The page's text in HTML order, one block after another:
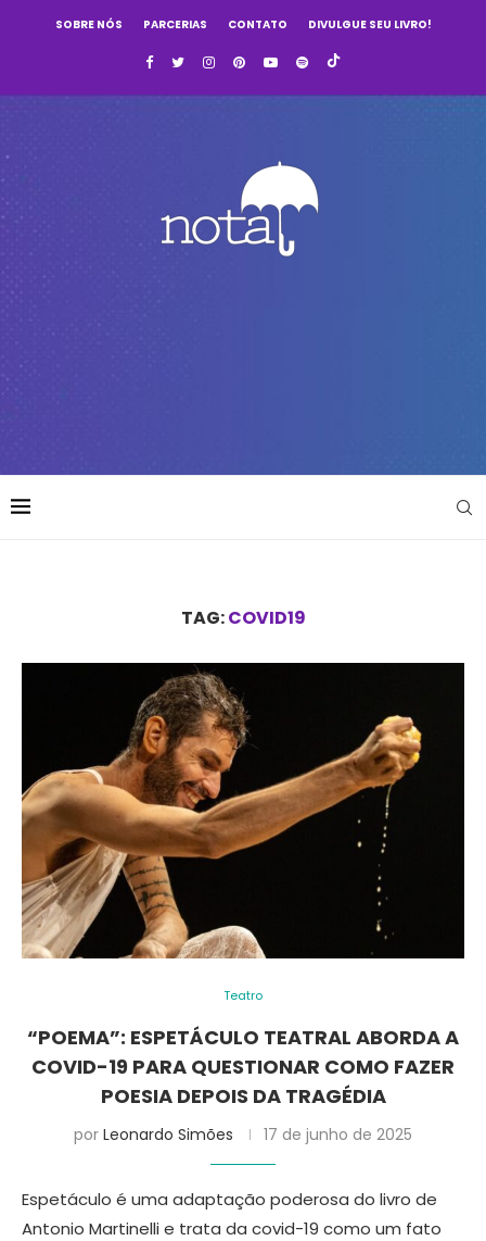
SOBRE NÓS PARCERIAS CONTATO DIVULGUE SEU LIVRO!
TAG:COVID19
Teatro
“POEMA”: ESPETÁCULO TEATRAL ABORDA A
COVID-19 PARA QUESTIONAR COMO FAZER
POESIA DEPOIS DA TRAGÉDIA
por Leonardo Simões 17 de junho de 2025
Espetáculo é uma adaptação poderosa do livro de
Antonio Martinelli e trata da covid-19 como um fato